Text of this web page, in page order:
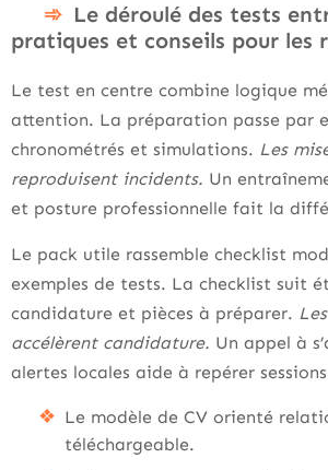
Le déroulé des tests
pratiques et conseils pour les
Le test en centre combine logique
attention. La préparation passe par
chronométrés et simulations. Les
reproduisent incidents. Un
et posture professionnelle fait la
Le pack utile rassemble checklist
exemples de tests. La checklist suit
candidature et pièces à préparer.
accélèrent candidature. Un appel à
alertes locales aide à repérer
Le modèle de CV orienté
téléchargeable.